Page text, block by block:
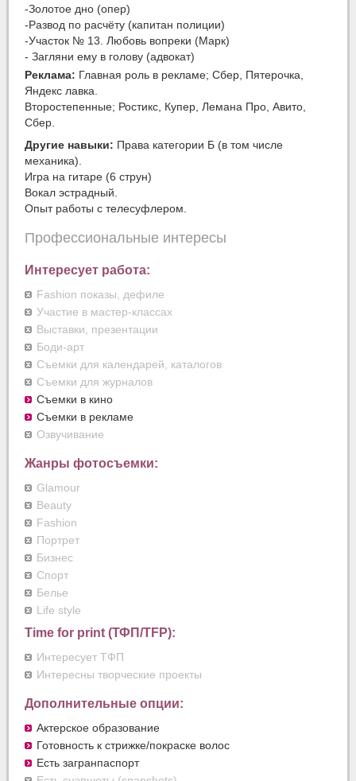
-Золотое дно (опер)
-Развод по расчёту (капитан полиции)
-Участок № 13. Любовь вопреки (Марк)
- Загляни ему в голову (адвокат)
Реклама: Главная роль в рекламе; Сбер, Пятерочка,
Яндекс лавка.
Второстепенные; Ростикс, Купер, Лемана Про, Авито,
Сбер.
Другие навыки: Права категории Б (в том числе
механика).
Игра на гитаре (6 струн)
Вокал эстрадный.
Опыт работы с телесуфлером.
Профессиональные интересы
Интересует работа:
Fashion показы, дефиле
Участие в мастер-классах
Выставки, презентации
Боди-арт
Съемки для календарей, каталогов
Съемки для журналов
Съемки в кино
Съемки в рекламе
Озвучивание
Жанры фотосъемки:
Glamour
Beauty
Fashion
Портрет
Бизнес
Спорт
Белье
Life style
Time for print (ТФП/TFP):
Интересует ТФП
Интересны творческие проекты
Дополнительные опции:
Актерское образование
Готовность к стрижке/покраске волос
Есть загранпаспорт